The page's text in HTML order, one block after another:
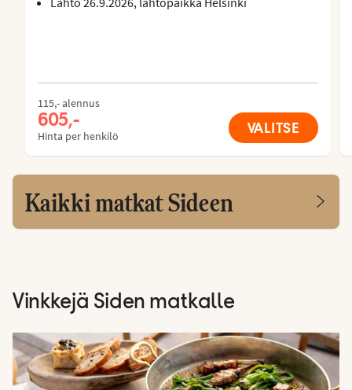
115,- alennus
605,-
Hinta per henkilö VALITSE
Kaikki matkat Sideen
Vinkkejä Siden matkalle